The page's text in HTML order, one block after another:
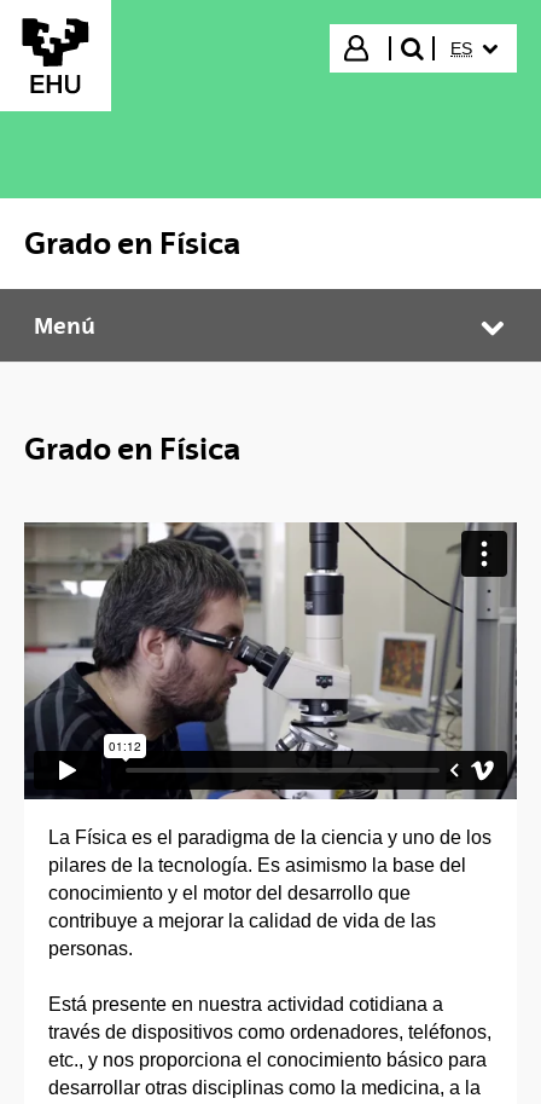
Saltar al contenido principal
Iniciar sesión
buscar"
ES
Grado en Física
Grado en Física
Menú
Grado en Física
La Física es el paradigma de la ciencia y uno de los
pilares de la tecnología. Es asimismo la base del
conocimiento y el motor del desarrollo que
contribuye a mejorar la calidad de vida de las
personas.
Está presente en nuestra actividad cotidiana a
través de dispositivos como ordenadores, teléfonos,
etc., y nos proporciona el conocimiento básico para
desarrollar otras disciplinas como la medicina, a la